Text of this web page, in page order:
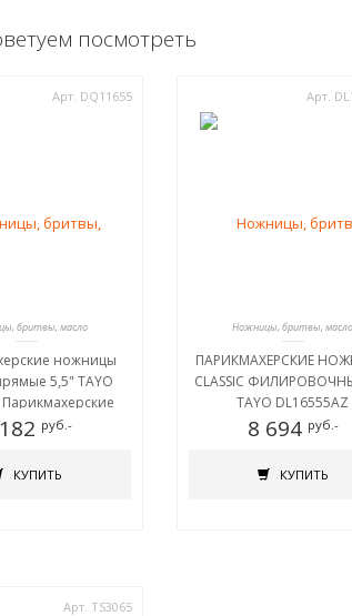
посмотреть
Арт. DQ11655
бритвы, масло
ножницы
5,5" TAYO
прямые 5,5"
НОЖНИЦЫ
ПРЯМЫЕ 5,5" TAYO
руб.-
КУПИТЬ
Арт.
Ножницы, бритвы, масло
ПАРИКМАХЕРСКИЕ
CLASSIC
TAYO DL16555AZ
8 694 руб.-
КУПИТЬ
Арт. TS3065